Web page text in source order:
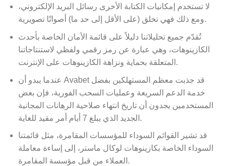
لا تستخدم إمكانيات الكتابة الأخرى رسائل البريد الإلكتروني،
ومع ذلك فهي تخلق (على الأقل إلى حد ما) أصواتًا تصويرية.
تُقدّم جميع تحليلاتنا دليلاً على قائمة الأمان الخاصة بأحدث
الكازينوهات، وهي عبارة عن رمز رقمي ولفظي لاستنتاجاتنا
المتعلقة بحماية ونزاهة الكازينوهات على الإنترنت.
عندما يبدو أن Avabet قد جذبت معظم المستهلكين بفضل
خدمة الدعم السريعة وعمليات السحب الفورية، فإن بعض
المستخدمين يجدون أن تاريخ انتهاء صلاحية الرهانات المجانية
الجديد الذي يبلغ 7 أيام أمر مقيد للغاية.
قد تشير القوائم السوداء للمؤسسات المقامرة، مثل قائمتنا
السوداء الخاصة بكازينوهات لوكال ماستر، إلى إساءة معاملة
العملاء من قبل مؤسسة المقامرة.